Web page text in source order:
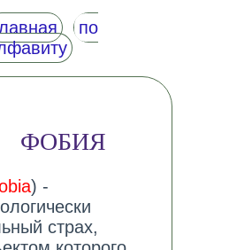
по
ФОБИЯ
) -
страх,